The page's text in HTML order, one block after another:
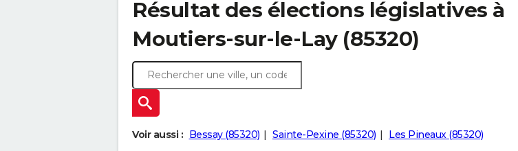
Résultat des élections législatives à
Moutiers-sur-le-Lay (85320)
Voir aussi : Bessay (85320) Sainte-Pexine (85320) Les Pineaux (85320)